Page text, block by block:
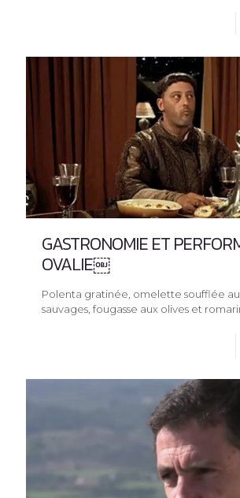
GASTRONOMIE ET
OVALIE￼
Polenta gratinée, omelette soufflée
sauvages, fougasse aux olives et